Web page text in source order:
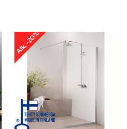
Alk. -20%